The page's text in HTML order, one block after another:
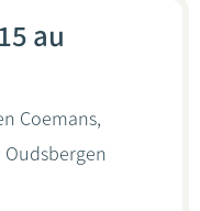
au
Coemans,
Oudsbergen